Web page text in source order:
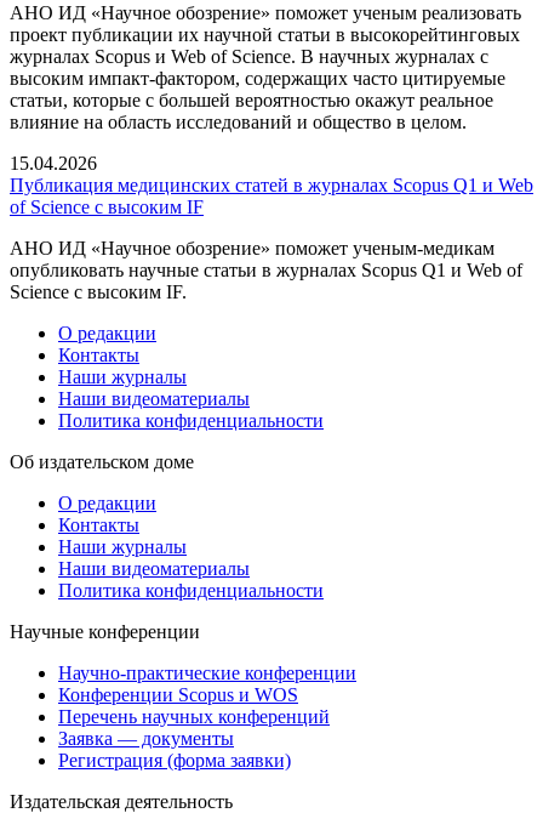
АНО ИД «Научное обозрение» поможет ученым реализовать
проект публикации их научной статьи в высокорейтинговых
журналах Scopus и Web of Science. В научных журналах с
высоким импакт-фактором, содержащих часто цитируемые
статьи, которые с большей вероятностью окажут реальное
влияние на область исследований и общество в целом.
15.04.2026
Публикация медицинских статей в журналах Scopus Q1 и Web
of Science с высоким IF
АНО ИД «Научное обозрение» поможет ученым-медикам
опубликовать научные статьи в журналах Scopus Q1 и Web of
Science с высоким IF.
О редакции
Контакты
Наши журналы
Наши видеоматериалы
Политика конфиденциальности
Об издательском доме
О редакции
Контакты
Наши журналы
Наши видеоматериалы
Политика конфиденциальности
Научные конференции
Научно-практические конференции
Конференции Scopus и WOS
Перечень научных конференций
Заявка — документы
Регистрация (форма заявки)
Издательская деятельность